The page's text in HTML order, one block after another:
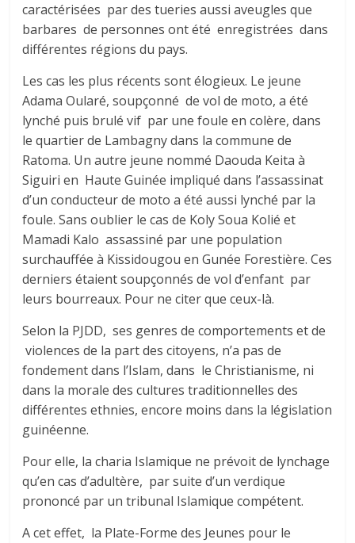
caractérisées par des tueries aussi aveugles que
barbares de personnes ont été enregistrées dans
différentes régions du pays.
Les cas les plus récents sont élogieux. Le jeune
Adama Oularé, soupçonné de vol de moto, a été
lynché puis brulé vif par une foule en colère, dans
le quartier de Lambagny dans la commune de
Ratoma. Un autre jeune nommé Daouda Keita à
Siguiri en Haute Guinée impliqué dans l’assassinat
d’un conducteur de moto a été aussi lynché par la
foule. Sans oublier le cas de Koly Soua Kolié et
Mamadi Kalo assassiné par une population
surchauffée à Kissidougou en Gunée Forestière. Ces
derniers étaient soupçonnés de vol d’enfant par
leurs bourreaux. Pour ne citer que ceux-là.
Selon la PJDD, ses genres de comportements et de
violences de la part des citoyens, n’a pas de
fondement dans l’Islam, dans le Christianisme, ni
dans la morale des cultures traditionnelles des
différentes ethnies, encore moins dans la législation
guinéenne.
Pour elle, la charia Islamique ne prévoit de lynchage
qu’en cas d’adultère, par suite d’un verdique
prononcé par un tribunal Islamique compétent.
A cet effet, la Plate-Forme des Jeunes pour le